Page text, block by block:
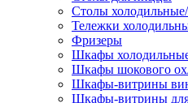
Столы
Тележки
Фризеры
Шкафы
Шкафы шокового
Шкафы-витрины
Шкафы-витрины